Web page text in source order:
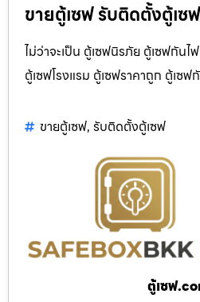
ขายตู้เซฟ รับติดตั้งตู้เซฟ
ไม่ว่าจะเป็น ตู้เซฟนิรภัย ตู้เซฟกัน
ตู้เซฟโรงแรม ตู้เซฟราคาถูก ตู้เซฟ
ขายตู้เซฟ, รับติดตั้งตู้เซฟ
ตู้เซฟ